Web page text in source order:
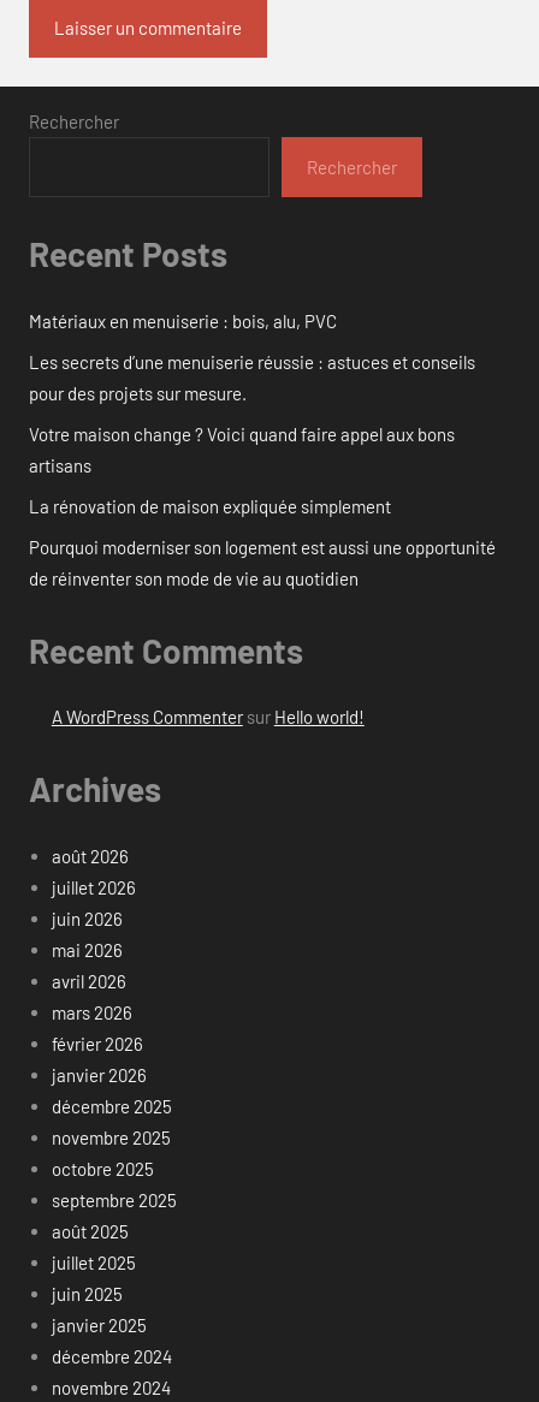
Rechercher
Rechercher
Recent Posts
Matériaux en menuiserie : bois, alu, PVC
Les secrets d’une menuiserie réussie : astuces et conseils
pour des projets sur mesure.
Votre maison change ? Voici quand faire appel aux bons
artisans
La rénovation de maison expliquée simplement
Pourquoi moderniser son logement est aussi une opportunité
de réinventer son mode de vie au quotidien
Recent Comments
A WordPress Commentersur Hello world!
Archives
août 2026
juillet 2026
juin 2026
mai 2026
avril 2026
mars 2026
février 2026
janvier 2026
décembre 2025
novembre 2025
octobre 2025
septembre 2025
août 2025
juillet 2025
juin 2025
janvier 2025
décembre 2024
novembre 2024